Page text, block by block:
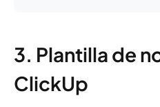
3. Plantilla de
ClickUp